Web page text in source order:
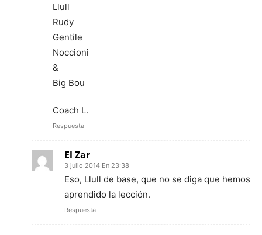
Llull
Rudy
Gentile
Noccioni
&
Big Bou
Coach L.
Respuesta
El Zar
3 julio 2014 En 23:38
Eso, Llull de base, que no se diga que hemos
aprendido la lección.
Respuesta